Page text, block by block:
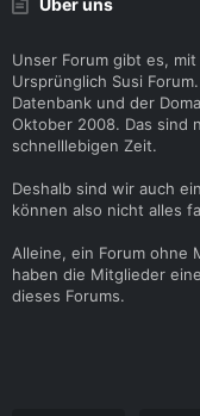
Über uns
Unser Forum gibt es,
Ursprünglich Susi
Datenbank und der
Oktober 2008. Das sind
schnelllebigen Zeit.
Deshalb sind wir auch
können also nicht alles
Alleine, ein Forum ohne
haben die Mitglieder
dieses Forums.